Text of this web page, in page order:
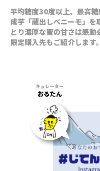
平均糖度30度以上、最高
成芋「蔵出しベニーモ」
とり濃厚な蜜の甘さは感
限定購入先もご紹介します。
おるたん